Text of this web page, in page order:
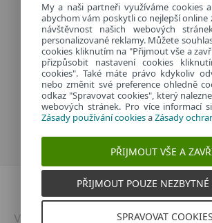
Provozuje:
ESET software spol. s r.o.
Classic 7 Business Park, Jankovcova
170 00 Praha 7, Česká republika
IČ: 26467593
Dvojklik.cz
Vytvořeno v | © 2026 | Všechna
My a naši partneři využíváme cookies
abychom vám poskytli co nejlepší online
návštěvnost našich webových
personalizované reklamy. Můžete
cookies kliknutím na "Přijmout vše a
přizpůsobit nastavení cookies
cookies". Také máte právo kdykoliv
nebo změnit své preference ohledně
odkaz "Spravovat cookies", který
webových stránek. Pro více informací
Zásady používání cookiesaZásady
PŘIJMOUT VŠE A
PŘIJMOUT POUZE
SPRAVOVAT COOKIES